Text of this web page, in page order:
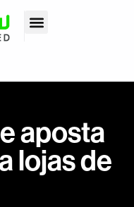
aposta
lojas de